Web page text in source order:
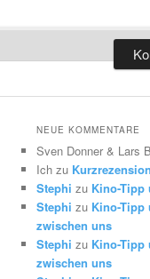
NEUE KOMMENTARE
Sven Donner & Lars
Ich zu
Stephi zu Kino-Tipp
Stephi zu Kino-Tipp
zwischen uns
Stephi zu Kino-Tipp
zwischen uns